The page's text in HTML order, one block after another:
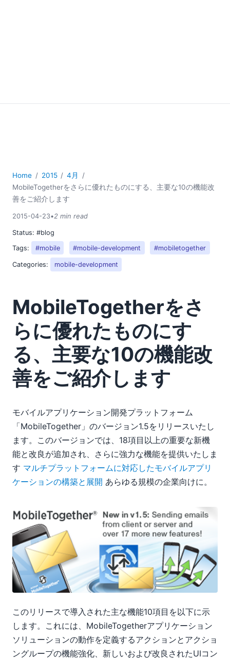
Home 2015
4月
MobileTogetherをさらに優れたものにする、主要な10の機能改
善をご紹介します
2015-04-23•2 min read
Status: #blog
Tags:
#mobile #mobile-development #mobiletogether
Categories: mobile-development
MobileTogetherをさ
らに優れたものにす
る、主要な10の機能改
善をご紹介します
モバイルアプリケーション開発プラットフォーム
「MobileTogether」のバージョン1.5をリリースいたし
ます。このバージョンでは、18項目以上の重要な新機
能と改良が追加され、さらに強力な機能を提供いたしま
す マルチプラットフォームに対応したモバイルアプリ
ケーションの構築と展開 あらゆる規模の企業向けに。
このリリースで導入された主な機能10項目を以下に示
します。これには、MobileTogetherアプリケーション
ソリューションの動作を定義するアクションとアクショ
ングループの機能強化、新しいおよび改良されたUIコン